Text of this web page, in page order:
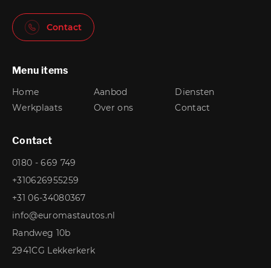
Contact
Menu items
Home Aanbod
Diensten
Werkplaats
Over ons Contact
Contact
0180 - 669 749
+310626955259
+31 06-34080367
info@euromastautos.nl
Randweg 10b
2941CG Lekkerkerk